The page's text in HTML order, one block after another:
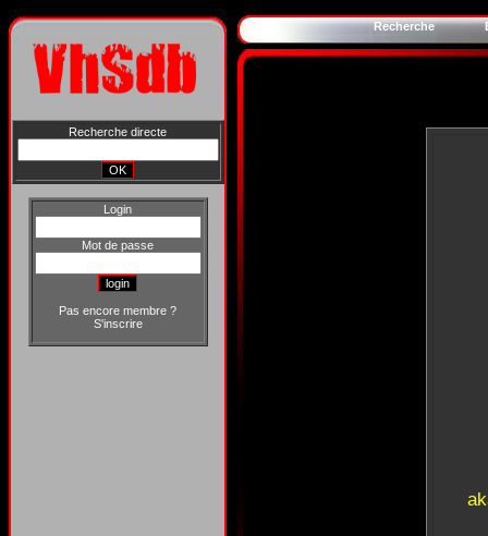
Recherche directe
Login
Mot de passe
Pas encore membre ?
S'inscrire
Recherche